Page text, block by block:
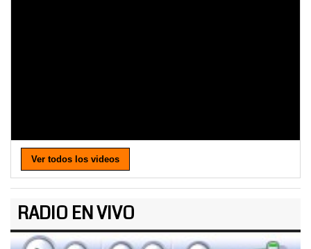
Ver todos los videos
RADIO EN VIVO